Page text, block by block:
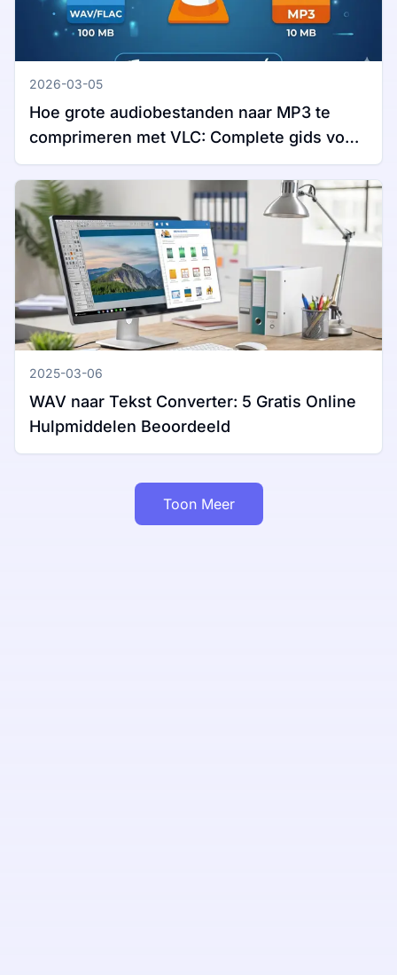
2026-03-05
Hoe grote audiobestanden naar MP3 te
comprimeren met VLC: Complete gids voor
Windows en Mac
2025-03-06
WAV naar Tekst Converter: 5 Gratis Online
Hulpmiddelen Beoordeeld
Toon Meer